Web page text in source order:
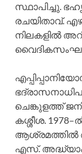
സ്ഥാപിച്ചു.
രചയിതാവ്‌.
നിലകളില്‍
ചെങ്കുളത്ത്‌
കശ്ശീശ.
ആശ്രമത്തില്‍
എസ്‌.